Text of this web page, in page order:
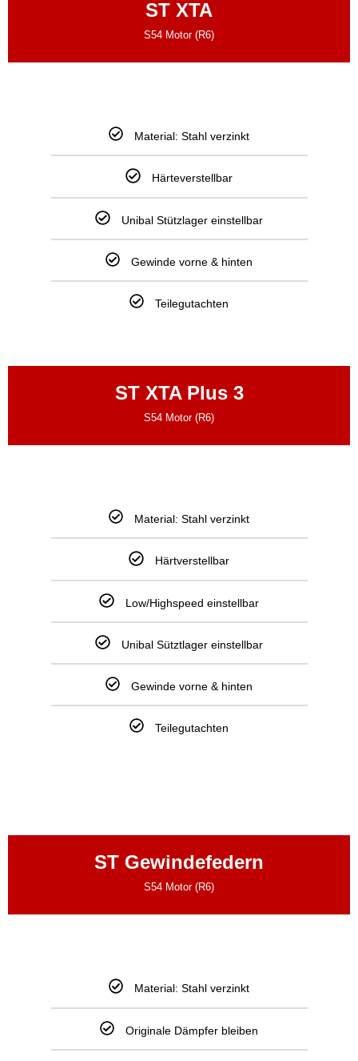
ST XTA
S54 Motor (R6)
Material: Stahl verzinkt
Härteverstellbar
Unibal Stützlager einstellbar
Gewinde vorne & hinten
Teilegutachten
ST XTA Plus 3
S54 Motor (R6)
Material: Stahl verzinkt
Härtverstellbar
Low/Highspeed einstellbar
Unibal Sütztlager einstellbar
Gewinde vorne & hinten
Teilegutachten
ST Gewindefedern
S54 Motor (R6)
Material: Stahl verzinkt
Originale Dämpfer bleiben